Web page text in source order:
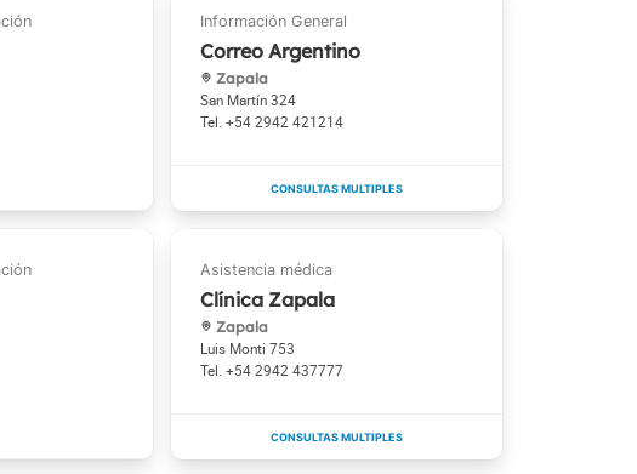
Correo Argentino
Zapala
San Martín 324
+54 2942 421214
Clínica Zapala
Zapala
Luis Monti 753
+54 2942 437777